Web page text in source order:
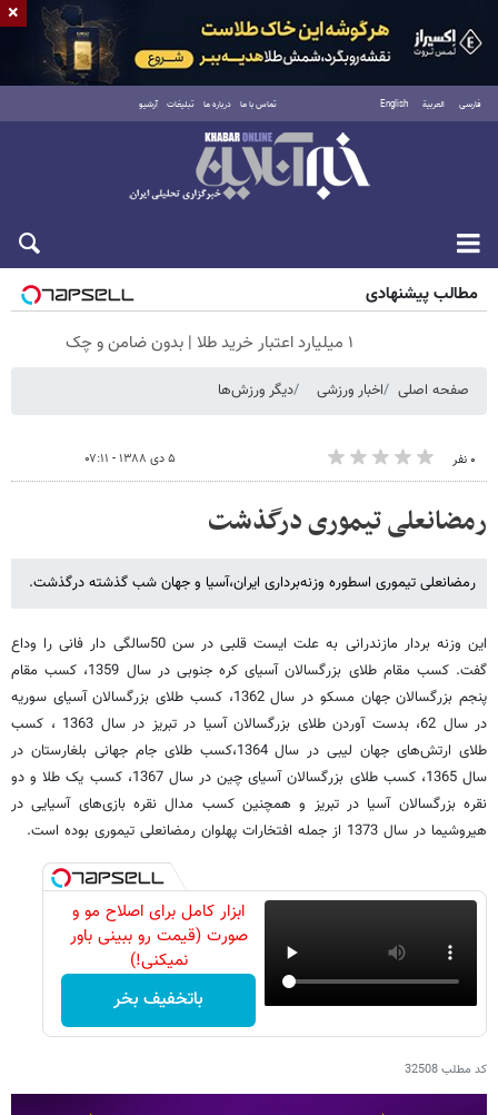
فارسی العربية English تماس با ما درباره ما تبلیغات آرشیو
جمعه ۱۶ مرداد ۱۴۰۵
مطالب پیشنهادی
۱ میلیارد اعتبار خرید طلا | بدون ضامن و چک
صفحه اصلی اخبار ورزشی دیگر ورزش‌ها
۰ نفر ۵ دی ۱۳۸۸ - ۰۷:۱۱
رمضانعلی تیموری درگذشت
رمضانعلی تیموری اسطوره وزنه‌برداری ایران،‌آسیا و جهان شب گذشته درگذشت.
این وزنه بردار مازندرانی به علت ایست قلبی در سن 50سالگی دار فانی را وداع
گفت. کسب مقام طلای بزرگسالان آسیای کره جنوبی در سال 1359، کسب مقام
پنجم بزرگسالان جهان مسکو در سال 1362، کسب طلای بزرگسالان آسیای سوریه
در سال 62،‌ بدست آوردن طلای بزرگسالان آسیا در تبریز در سال 1363 ، کسب
طلای ارتش‌های جهان لیبی در سال 1364،‌کسب طلای جام جهانی بلغارستان در
سال 1365،‌ کسب طلای بزرگسالان آسیای چین در سال 1367، کسب یک طلا و دو
نقره بزرگسالان آسیا در تبریز و همچنین کسب مدال نقره بازی‌های آسیایی در
هیروشیما در سال 1373 از جمله افتخارات پهلوان رمضانعلی تیموری بوده است.
ابزار کامل برای اصلاح مو و
صورت (قیمت رو ببینی باور
نمیکنی!)
باتخفیف بخر
کد مطلب32508
×